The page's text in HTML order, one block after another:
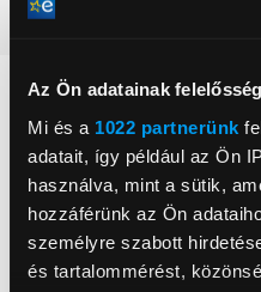
Az Ön adatainak
Mi és a 1022 partnerünk
adatait, így például az Ön
használva, mint a sütik,
hozzáférünk az Ön
személyre szabott
és tartalommérést,
Részletes ismertető